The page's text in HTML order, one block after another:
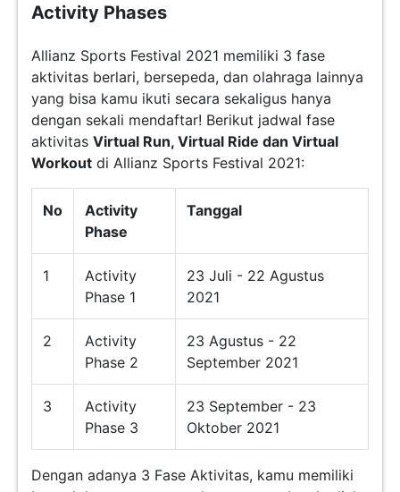
Activity Phases
Allianz Sports Festival 2021 memiliki 3 fase
aktivitas berlari, bersepeda, dan olahraga lainnya
yang bisa kamu ikuti secara sekaligus hanya
dengan sekali mendaftar! Berikut jadwal fase
aktivitas Virtual Run, Virtual Ride dan Virtual
Workout di Allianz Sports Festival 2021:
No
Activity
Phase
Tanggal
1
Activity
Phase 1
23 Juli - 22 Agustus
2021
2
Activity
Phase 2
23 Agustus - 22
September 2021
3
Activity
Phase 3
23 September - 23
Oktober 2021
Dengan adanya 3 Fase Aktivitas, kamu memiliki